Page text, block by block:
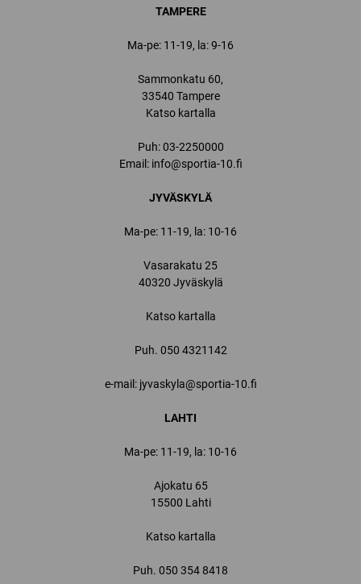
TAMPERE
Ma-pe: 11-19, la: 9-16
Sammonkatu 60,
33540 Tampere
Katso kartalla
Puh:03-2250000
Email: info@sportia-10.fi
JYVÄSKYLÄ
Ma-pe: 11-19, la: 10-16
Vasarakatu 25
40320 Jyväskylä
Katso kartalla
Puh. 050 4321142
e-mail: jyvaskyla@sportia-10.fi
LAHTI
Ma-pe: 11-19, la: 10-16
Ajokatu 65
15500 Lahti
Katso kartalla
Puh. 050 354 8418